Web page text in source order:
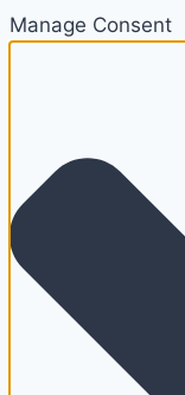
Manage Consent